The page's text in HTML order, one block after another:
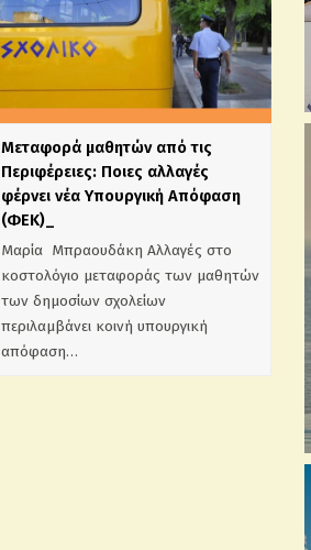
Mεταφορά μαθητών από τις
Περιφέρειες: Ποιες αλλαγές
φέρνει νέα Υπουργική Απόφαση
(ΦΕΚ)_
Μαρία Μπραουδάκη Αλλαγές στο
κοστολόγιο μεταφοράς των μαθητών
των δημοσίων σχολείων
περιλαμβάνει κοινή υπουργική
απόφαση…